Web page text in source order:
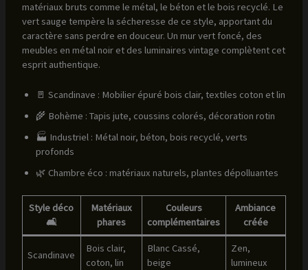
matériaux bruts comme le métal, le béton et le bois recyclé. Le
vert sauge tempère la sécheresse de ce style, apportant du
caractère sans perdre en douceur. Un mur vert foncé, des
meubles en métal noir et des luminaires vintage complètent cet
esprit authentique.
🚪 Scandinave : Mobilier épuré bois clair, textiles coton et lin
🌾 Bohème : Tapis jute, coussins colorés, décoration rotin
🏭 Industriel : Métal noir, béton, bois recyclé, verts
profonds
🌿 Chambre éco : matériaux naturels, plantes dépolluantes
Style déco
🛋️
Matériaux
phares
Couleurs
complémentaires
Ambiance
créée
Scandinave
Bois clair,
coton, lin
Blanc Cassé,
beige
Zen,
lumineux